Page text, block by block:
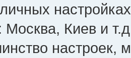
Москва, Киев и
настроек,